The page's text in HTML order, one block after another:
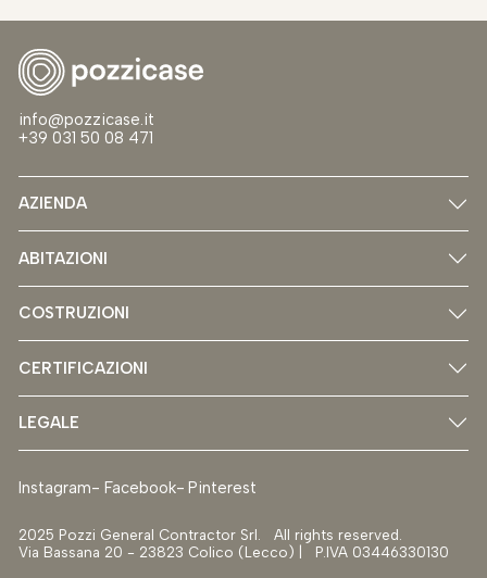
info@pozzicase.it
+39 031 50 08 471
AZIENDA
ABITAZIONI
COSTRUZIONI
CERTIFICAZIONI
LEGALE
Instagram Facebook Pinterest
2025 Pozzi General Contractor Srl. All rights reserved.
Via Bassana 20 - 23823 Colico (Lecco) | P.IVA 03446330130